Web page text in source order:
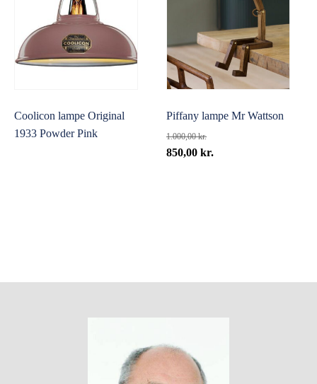
Coolicon lampe Original
1933 Powder Pink
Piffany lampe Mr Wattson
1.000,00kr.
Den
850,00kr.